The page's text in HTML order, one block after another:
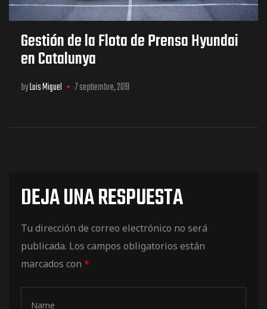
Gestión de la Flota de Prensa Hyundai
en Catalunya
byLuis Miguel 7 septiembre, 2019
DEJA UNA RESPUESTA
Tu dirección de correo electrónico no será
publicada. Los campos obligatorios están
marcados con *